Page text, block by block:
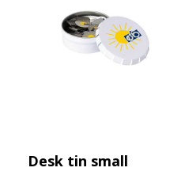
Desk tin small